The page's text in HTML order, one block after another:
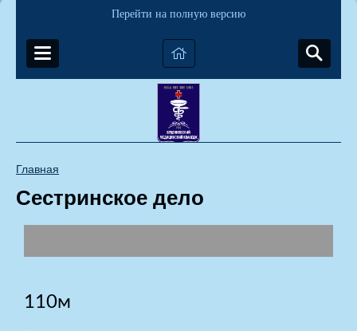
Перейти на полную версию
Главная
Сестринское дело
110м